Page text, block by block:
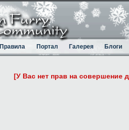
Правила Портал Галерея Блоги
[У Вас нет прав на совершение